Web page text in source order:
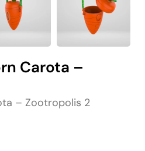
Carota –
– Zootropolis 2